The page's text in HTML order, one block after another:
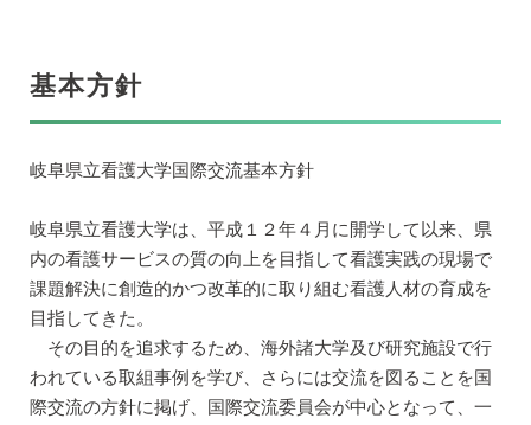
基本方針
岐阜県立看護大学国際交流基本方針
岐阜県立看護大学は、平成１２年４月に開学して以来、県
内の看護サービスの質の向上を目指して看護実践の現場で
課題解決に創造的かつ改革的に取り組む看護人材の育成を
目指してきた。
その目的を追求するため、海外諸大学及び研究施設で行
われている取組事例を学び、さらには交流を図ることを国
際交流の方針に掲げ、国際交流委員会が中心となって、一